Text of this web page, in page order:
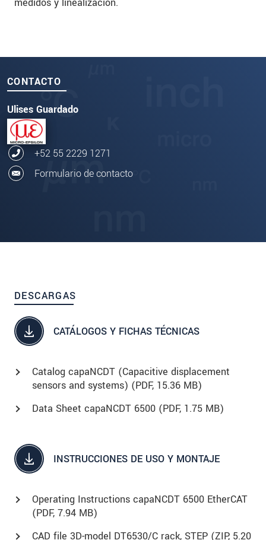
CONTACTO
Ulises Guardado
+52 55 2229 1271
Formulario de contacto
DESCARGAS
CATÁLOGOS Y FICHAS TÉCNICAS
Catalog capaNCDT (Capacitive displacement
sensors and systems) (PDF, 15.36 MB)
Data Sheet capaNCDT 6500 (PDF, 1.75 MB)
INSTRUCCIONES DE USO Y MONTAJE
Operating Instructions capaNCDT 6500 EtherCAT
(PDF, 7.94 MB)
CAD file 3D-model DT6530/C rack, STEP (ZIP, 5.20